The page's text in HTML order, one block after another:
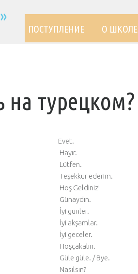
ПОСТУПЛЕНИЕ О ШКОЛЕ
на турецком?
Evet.
Hayır.
Lütfen.
Teşekkür ederim.
Hoş Geldiniz!
Günaydın.
İyi günler.
İyi akşamlar.
İyi geceler.
Hoşçakalın.
Güle güle. / Bye.
Nasılsın?